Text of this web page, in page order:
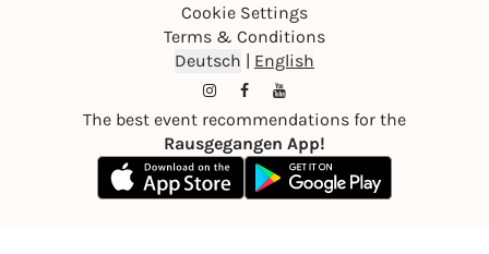
Cookie Settings
Terms & Conditions
Deutsch | English
The best event recommendations for the
Rausgegangen App!